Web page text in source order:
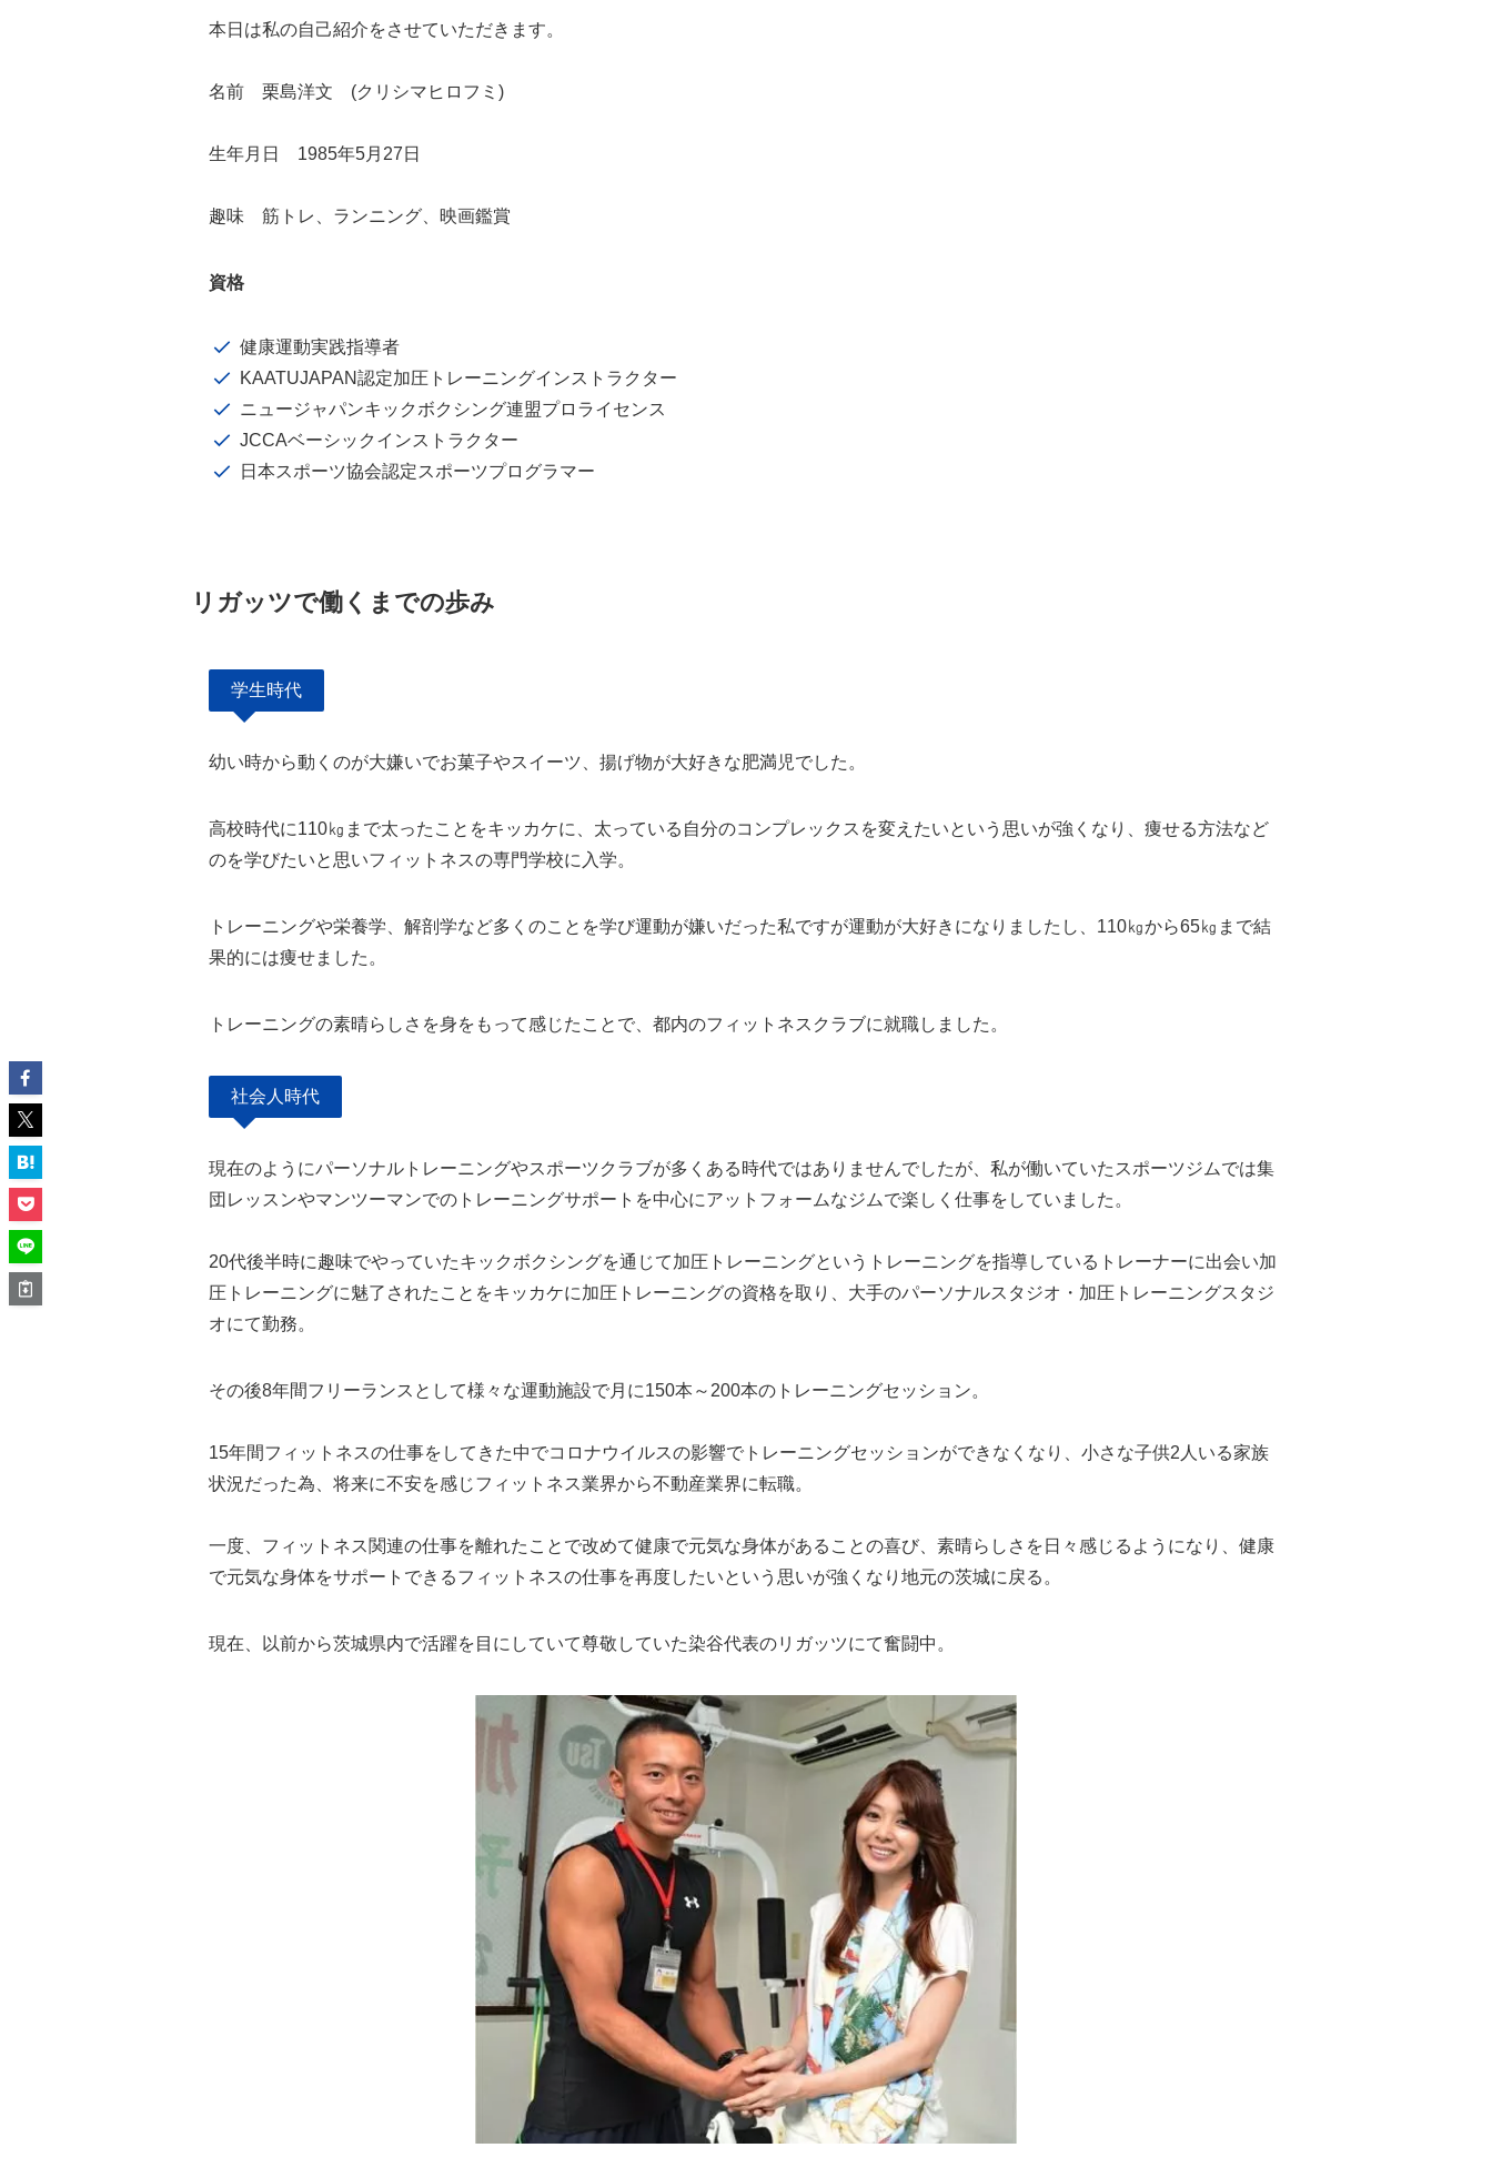
本日は私の自己紹介をさせていただきます。
名前 栗島洋文 (クリシマヒロフミ)
生年月日 1985年5月27日
趣味 筋トレ、ランニング、映画鑑賞
資格
健康運動実践指導者
KAATUJAPAN認定加圧トレーニングインストラクター
ニュージャパンキックボクシング連盟プロライセンス
JCCAベーシックインストラクター
日本スポーツ協会認定スポーツプログラマー
リガッツで働くまでの歩み
学生時代
幼い時から動くのが大嫌いでお菓子やスイーツ、揚げ物が大好きな肥満児でした。
高校時代に110㎏まで太ったことをキッカケに、太っている自分のコンプレックスを変えたいという思いが強くなり、痩せる方法など
のを学びたいと思いフィットネスの専門学校に入学。
トレーニングや栄養学、解剖学など多くのことを学び運動が嫌いだった私ですが運動が大好きになりましたし、110㎏から65㎏まで結
果的には痩せました。
トレーニングの素晴らしさを身をもって感じたことで、都内のフィットネスクラブに就職しました。
社会人時代
現在のようにパーソナルトレーニングやスポーツクラブが多くある時代ではありませんでしたが、私が働いていたスポーツジムでは集
団レッスンやマンツーマンでのトレーニングサポートを中心にアットフォームなジムで楽しく仕事をしていました。
20代後半時に趣味でやっていたキックボクシングを通じて加圧トレーニングというトレーニングを指導しているトレーナーに出会い加
圧トレーニングに魅了されたことをキッカケに加圧トレーニングの資格を取り、大手のパーソナルスタジオ・加圧トレーニングスタジ
オにて勤務。
その後8年間フリーランスとして様々な運動施設で月に150本～200本のトレーニングセッション。
15年間フィットネスの仕事をしてきた中でコロナウイルスの影響でトレーニングセッションができなくなり、小さな子供2人いる家族
状況だった為、将来に不安を感じフィットネス業界から不動産業界に転職。
一度、フィットネス関連の仕事を離れたことで改めて健康で元気な身体があることの喜び、素晴らしさを日々感じるようになり、健康
で元気な身体をサポートできるフィットネスの仕事を再度したいという思いが強くなり地元の茨城に戻る。
現在、以前から茨城県内で活躍を目にしていて尊敬していた染谷代表のリガッツにて奮闘中。